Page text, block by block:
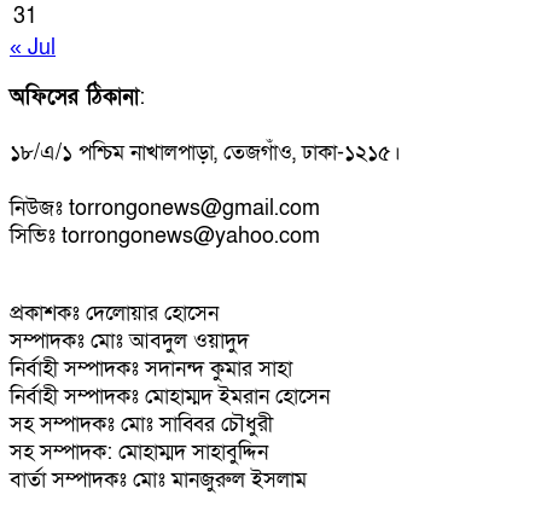
31
« Jul
অফিসের ঠিকানা:
১৮/এ/১ পশ্চিম নাখালপাড়া, তেজগাঁও, ঢাকা-১২১৫।
নিউজঃ torrongonews@gmail.com
সিভিঃ torrongonews@yahoo.com
প্রকাশকঃ দেলোয়ার হোসেন
সম্পাদকঃ মোঃ আবদুল ওয়াদুদ
নির্বাহী সম্পাদকঃ সদানন্দ কুমার সাহা
নির্বাহী সম্পাদকঃ মোহাম্মদ ইমরান হোসেন
সহ সম্পাদকঃ মোঃ সাব্বির চৌধুরী
সহ সম্পাদক: মোহাম্মদ সাহাবুদ্দিন
বার্তা সম্পাদকঃ মোঃ মানজুরুল ইসলাম